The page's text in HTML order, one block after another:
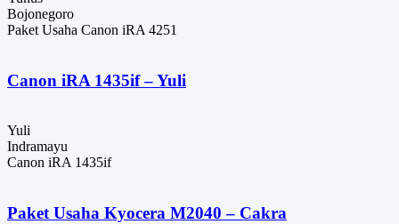
Bojonegoro
Paket Usaha Canon iRA 4251
Canon iRA 1435if – Yuli
Yuli
Indramayu
Canon iRA 1435if
Paket Usaha Kyocera M2040 – Cakra